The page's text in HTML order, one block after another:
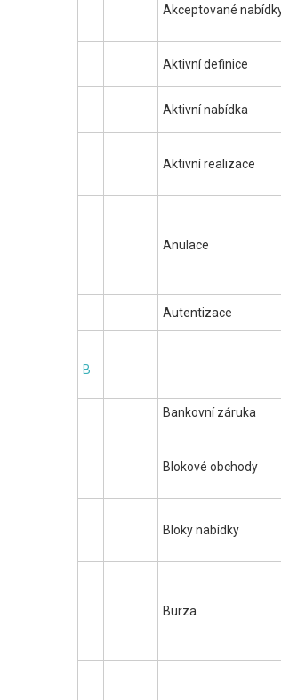
Akceptované
Aktivní definice
Aktivní nabídka
Aktivní realizace
Anulace
Autentizace
B
Bankovní záruka
Blokové obchody
Bloky nabídky
Burza